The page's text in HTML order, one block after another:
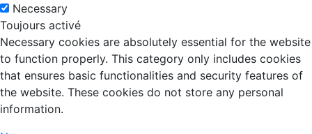
Necessary
Toujours activé
Necessary cookies are absolutely essential for the website
to function properly. This category only includes cookies
that ensures basic functionalities and security features of
the website. These cookies do not store any personal
information.